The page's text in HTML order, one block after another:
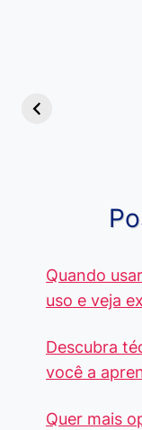
Diferença e
Quando
uso e veja
Descubra
você a
Quer mais